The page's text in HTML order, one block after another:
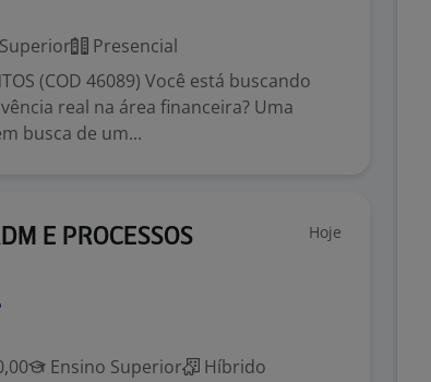
Presencial
(COD 46089) Você está buscando
real na área financeira? Uma
busca de um...
E PROCESSOS
Hoje
Ensino Superior
Híbrido